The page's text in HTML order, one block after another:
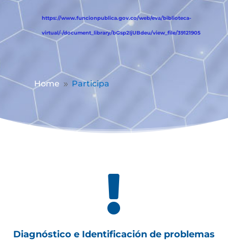
https://www.funcionpublica.gov.co/web/eva/biblioteca-
virtual/-/document_library/bGsp2IjUBdeu/view_file/39121905
Home 9 Participa

Diagnóstico e Identificación de problemas